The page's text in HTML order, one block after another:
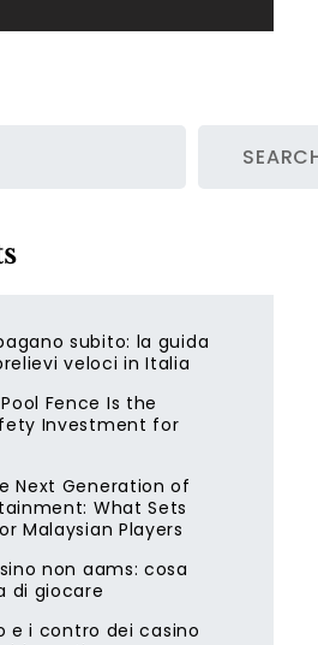
subito: la guida
veloci in Italia
Fence Is the
Investment for
Next Generation of
What Sets
Malaysian Players
non aams: cosa
di giocare
e i contro dei casino